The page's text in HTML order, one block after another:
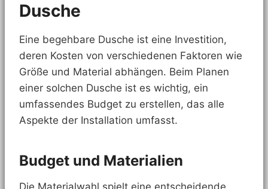
Dusche
Eine begehbare Dusche ist eine Investition,
deren Kosten von verschiedenen Faktoren wie
Größe und Material abhängen. Beim Planen
einer solchen Dusche ist es wichtig, ein
umfassendes Budget zu erstellen, das alle
Aspekte der Installation umfasst.
Budget und Materialien